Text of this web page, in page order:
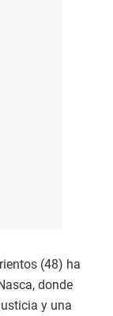
(48) ha
donde
y una